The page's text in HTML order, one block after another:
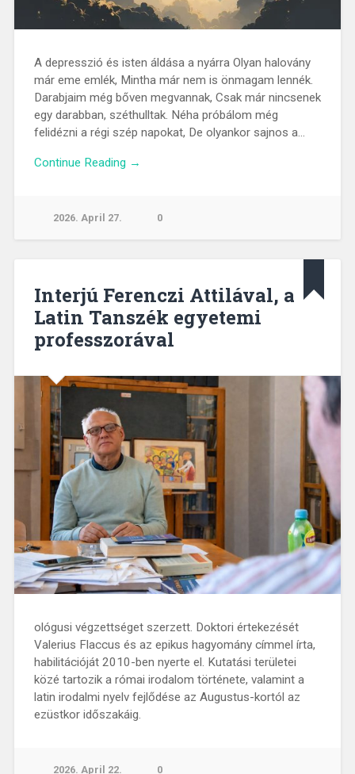
A depresszió és isten áldása a nyárra Olyan halovány
már eme emlék, Mintha már nem is önmagam lennék.
Darabjaim még bőven megvannak, Csak már nincsenek
egy darabban, széthulltak. Néha próbálom még
felidézni a régi szép napokat, De olyankor sajnos a…
Continue Reading →
2026. April 27. 0
Interjú Ferenczi Attilával, a
Latin Tanszék egyetemi
professzorával
ológusi végzettséget szerzett. Doktori értekezését
Valerius Flaccus és az epikus hagyomány címmel írta,
habilitációját 2010-ben nyerte el. Kutatási területei
közé tartozik a római irodalom története, valamint a
latin irodalmi nyelv fejlődése az Augustus-kortól az
ezüstkor időszakáig.
2026. April 22. 0